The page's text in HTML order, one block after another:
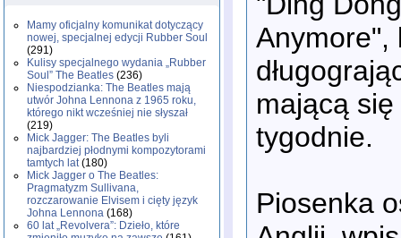
Mamy oficjalny komunikat dotyczący
nowej, specjalnej edycji Rubber Soul
(291)
Kulisy specjalnego wydania „Rubber
Soul” The Beatles (236)
Niespodzianka: The Beatles mają
utwór Johna Lennona z 1965 roku,
którego nikt wcześniej nie słyszał
(219)
Mick Jagger: The Beatles byli
najbardziej płodnymi kompozytorami
tamtych lat(180)
Mick Jagger o The Beatles:
Pragmatyzm Sullivana,
rozczarowanie Elvisem i cięty język
Johna Lennona (168)
60 lat „Revolvera”: Dzieło, które
Anymore",
mającą
tygodnie.
Piosenka